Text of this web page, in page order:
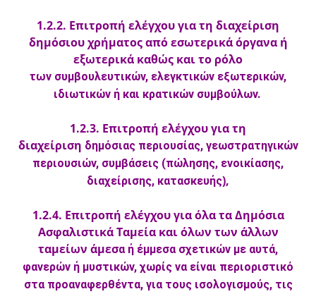
1.2.2. Επιτροπή ελέγχου για τη διαχείριση
δημόσιου χρήματος από εσωτερικά όργανα ή
εξωτερικά καθώς και το ρόλο
των συμβουλευτικών, ελεγκτικών εξωτερικών,
ιδιωτικών ή και κρατικών συμβούλων.
1.2.3. Επιτροπή ελέγχου για τη
διαχείριση δημόσιας περιουσίας, γεωστρατηγικών
περιουσιών, συμβάσεις (πώλησης, ενοικίασης,
διαχείρισης, κατασκευής),
1.2.4. Επιτροπή ελέγχου για όλα τα Δημόσια
Ασφαλιστικά Ταμεία και όλων των άλλων
ταμείων άμεσα ή έμμεσα σχετικών με αυτά,
φανερών ή μυστικών, χωρίς να είναι περιοριστικό
στα προαναφερθέντα, για τους ισολογισμούς, τις